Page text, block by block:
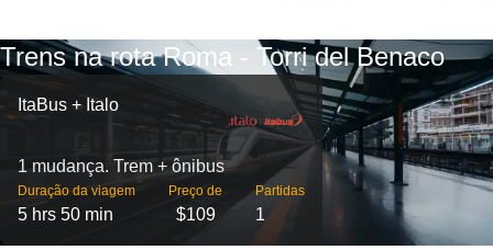
Trens na rota Roma - Torri del Benaco
ItaBus + Italo
1 mudança. Trem + ônibus
Duração da viagem
5 hrs 50 min
Preço de
$109
Partidas
1